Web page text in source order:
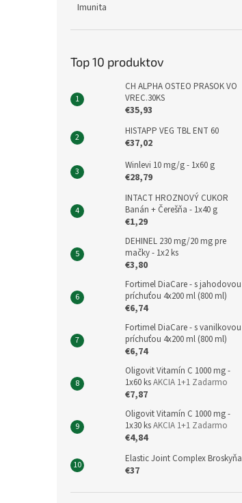
Imunita
Top 10 produktov
CH ALPHA OSTEO PRASOK VO
VREC.30KS
€35,93
HISTAPP VEG TBL ENT 60
€37,02
Winlevi 10 mg/g - 1x60 g
€28,79
INTACT HROZNOVÝ CUKOR
Banán + Čerešňa - 1x40 g
€1,29
DEHINEL 230 mg/20 mg pre
mačky - 1x2 ks
€3,80
Fortimel DiaCare - s jahodovou
príchuťou 4x200 ml (800 ml)
€6,74
Fortimel DiaCare - s vanilkovou
príchuťou 4x200 ml (800 ml)
€6,74
Oligovit Vitamín C 1000 mg -
1x60 ksAKCIA 1+1 Zadarmo
€7,87
Oligovit Vitamín C 1000 mg -
1x30 ksAKCIA 1+1 Zadarmo
€4,84
Elastic Joint Complex Broskyňa
€37